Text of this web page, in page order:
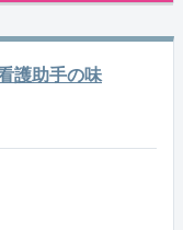
護助手の味